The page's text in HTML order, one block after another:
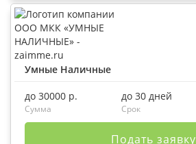
Умные Наличные
до 30000 р.
Сумма
до 30 дней
Срок
Подать заявку